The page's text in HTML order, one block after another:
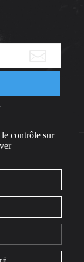
contrôle sur